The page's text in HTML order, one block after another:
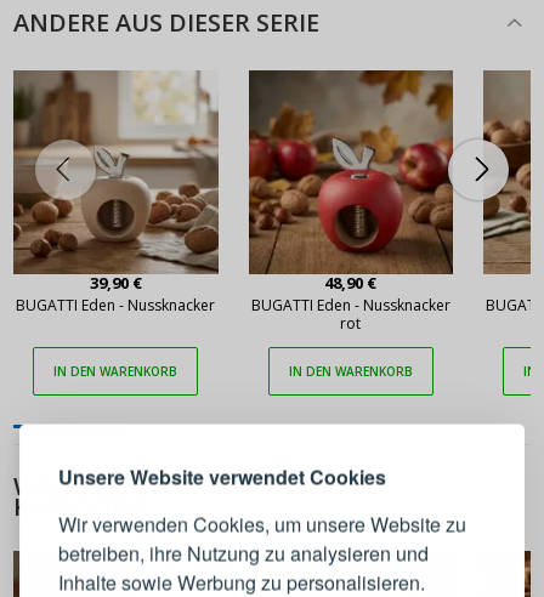
Unsere Website verwendet Cookies
Wir verwenden Cookies, um unsere Website zu
betreiben, ihre Nutzung zu analysieren und
Inhalte sowie Werbung zu personalisieren.
ANDERE AUS DIESER SERIE
39,90 €
BUGATTI Eden - Nussknacker
IN DEN WARENKORB
48,90 €
BUGATTI Eden - Nussknacker
rot
IN DEN WARENKORB IN
WEITERE PRODUKTE AUS DIESER
KATEGORIE
ANMELDEN REGISTRIEREN
Melden Sie sich bei Ihrem
E-Mail-Adresse